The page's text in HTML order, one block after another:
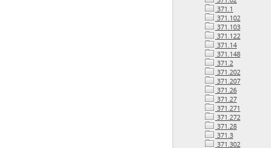
371.1
371.102
371.103
371.122
371.14
371.148
371.2
371.202
371.207
371.26
371.27
371.271
371.272
371.28
371.3
371.302